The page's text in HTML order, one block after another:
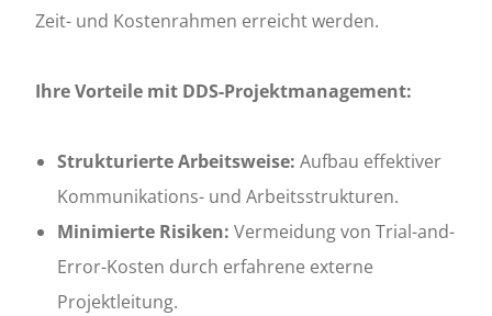
Zeit- und Kostenrahmen erreicht werden.
Ihre Vorteile mit DDS-Projektmanagement:
Strukturierte Arbeitsweise: Aufbau effektiver
Kommunikations- und Arbeitsstrukturen.
Minimierte Risiken: Vermeidung von Trial-and-
Error-Kosten durch erfahrene externe
Projektleitung.